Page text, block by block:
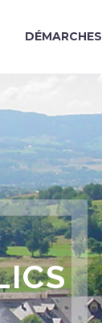
DÉMARCHES